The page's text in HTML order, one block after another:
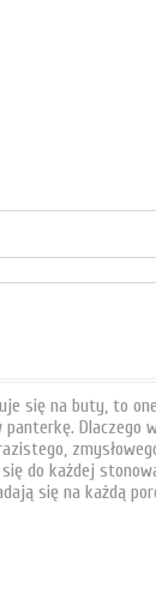
się na buty, to
Dlaczego
do każdej
się na każdą